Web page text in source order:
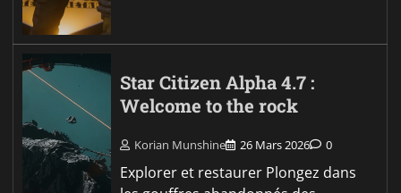
Star Citizen Alpha 4.7 :
Welcome to the rock
Korian Munshine 26 Mars 2026 0
Explorer et restaurer Plongez dans